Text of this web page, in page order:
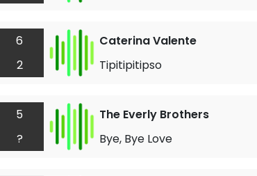
6
2
Caterina Valente
Tipitipitipso
5
?
The Everly Brothers
Bye, Bye Love